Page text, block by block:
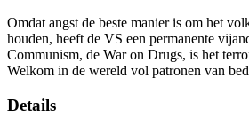
Omdat angst de beste manier is om het
houden, heeft de VS een permanente
Communism, de War on Drugs, is het
Welkom in de wereld vol patronen van
Details